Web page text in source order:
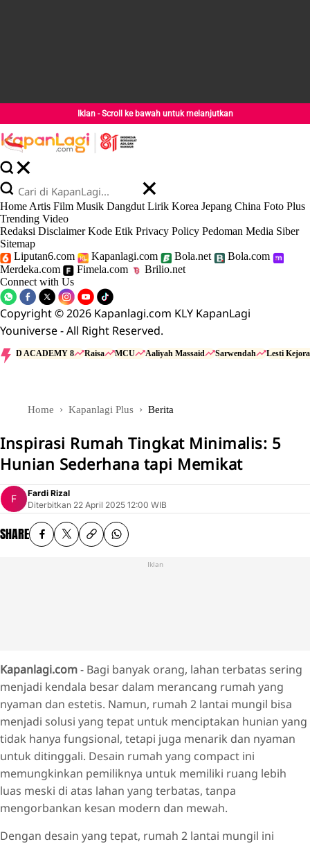
Iklan - Scroll ke bawah untuk melanjutkan
Home Artis Film Musik Dangdut Lirik Korea Jepang China Foto Plus
Trending Video
Redaksi Disclaimer Kode Etik Privacy Policy Pedoman Media Siber
Sitemap
Liputan6.com
Kapanlagi.com Bola.net
Bola.com
Merdeka.com
Fimela.com
Brilio.net
Connect with Us
Copyright © 2026 Kapanlagi.com KLY KapanLagi
Youniverse - All Right Reserved.
D ACADEMY 8 Raisa MCU Aaliyah Massaid Sarwendah Lesti Kejora
Home Kapanlagi Plus Berita
Inspirasi Rumah Tingkat Minimalis: 5
Hunian Sederhana tapi Memikat
Fardi Rizal
Diterbitkan 22 April 2025 12:00 WIB
SHARE
Iklan
Kapanlagi.com- Bagi banyak orang, lahan terbatas sering
menjadi kendala besar dalam merancang rumah yang
nyaman dan estetis. Namun, rumah 2 lantai mungil bisa
menjadi solusi yang tepat untuk menciptakan hunian yang
tidak hanya fungsional, tetapi juga menarik dan nyaman
untuk ditinggali. Desain rumah yang compact ini
memungkinkan pemiliknya untuk memiliki ruang lebih
luas meski di atas lahan yang terbatas, tanpa
mengorbankan kesan modern dan mewah.
Dengan desain yang tepat, rumah 2 lantai mungil ini